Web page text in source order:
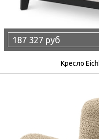
187 327 руб
Кресло